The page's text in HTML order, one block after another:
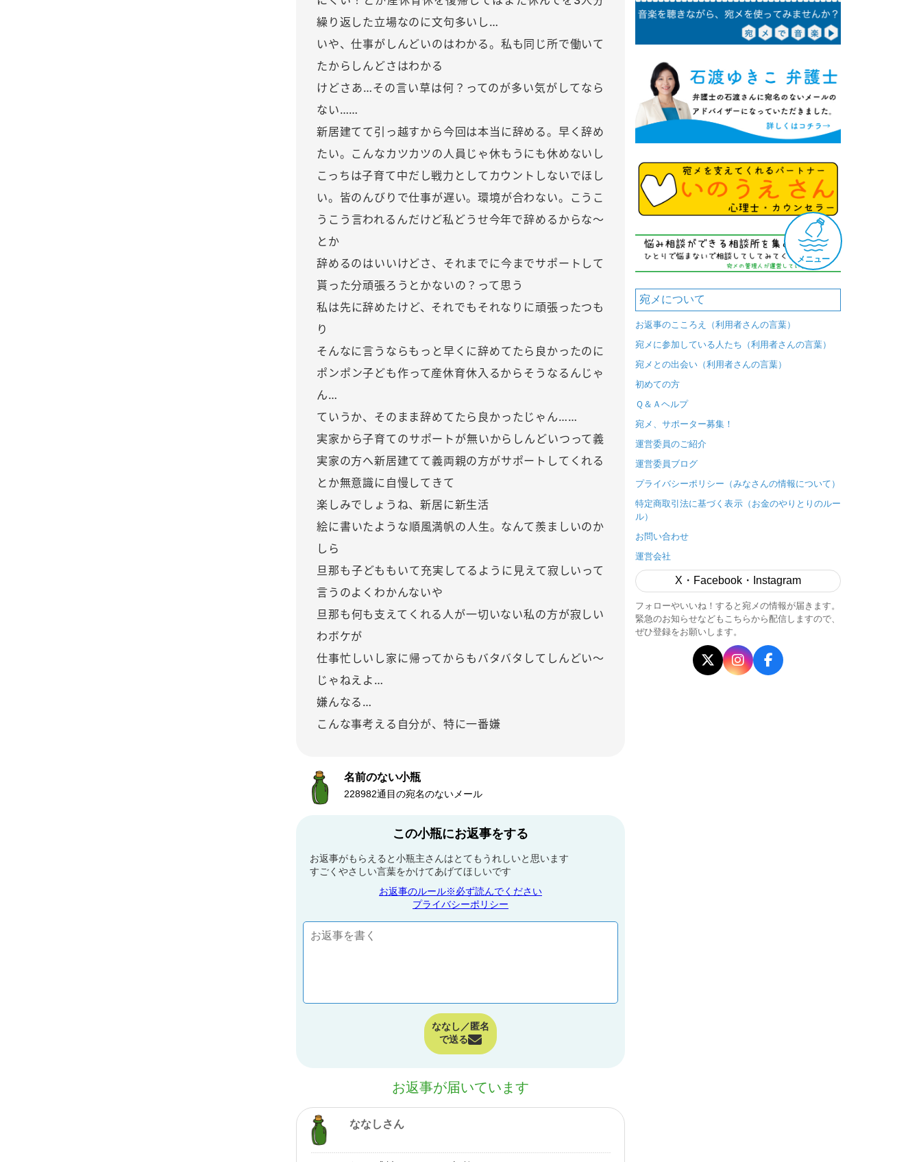
メニュー
繰り返した立場なのに文句多いし…
いや、仕事がしんどいのはわかる。私も同じ所で働いて
たからしんどさはわかる
けどさあ…その言い草は何？ってのが多い気がしてなら
ない……
新居建てて引っ越すから今回は本当に辞める。早く辞め
たい。こんなカツカツの人員じゃ休もうにも休めないし
こっちは子育て中だし戦力としてカウントしないでほし
い。皆のんびりで仕事が遅い。環境が合わない。こうこ
うこう言われるんだけど私どうせ今年で辞めるからな〜
とか
辞めるのはいいけどさ、それまでに今までサポートして
貰った分頑張ろうとかないの？って思う
私は先に辞めたけど、それでもそれなりに頑張ったつも
り
そんなに言うならもっと早くに辞めてたら良かったのに
ポンポン子ども作って産休育休入るからそうなるんじゃ
ん…
ていうか、そのまま辞めてたら良かったじゃん……
実家から子育てのサポートが無いからしんどいつって義
実家の方へ新居建てて義両親の方がサポートしてくれる
とか無意識に自慢してきて
楽しみでしょうね、新居に新生活
絵に書いたような順風満帆の人生。なんて羨ましいのか
しら
旦那も子どももいて充実してるように見えて寂しいって
言うのよくわかんないや
旦那も何も支えてくれる人が一切いない私の方が寂しい
わボケが
仕事忙しいし家に帰ってからもバタバタしてしんどい〜
じゃねえよ…
嫌んなる…
こんな事考える自分が、特に一番嫌
名前のない小瓶
228982通目の宛名のないメール
この小瓶にお返事をする
お返事がもらえると小瓶主さんはとてもうれしいと思います
すごくやさしい言葉をかけてあげてほしいです
お返事のルール※必ず読んでください
プライバシーポリシー
ななし／匿名
で送る
お返事が届いています
ななしさん
宛メについて
お返事のこころえ（利用者さんの言葉）
宛メに参加している人たち（利用者さんの言葉）
宛メとの出会い（利用者さんの言葉）
初めての方
Ｑ＆Ａヘルプ
宛メ、サポーター募集！
運営委員のご紹介
運営委員ブログ
プライバシーポリシー（みなさんの情報について）
特定商取引法に基づく表示（お金のやりとりのルー
ル）
お問い合わせ
運営会社
X・Facebook・Instagram
フォローやいいね！すると宛メの情報が届きます。
緊急のお知らせなどもこちらから配信しますので、
ぜひ登録をお願いします。